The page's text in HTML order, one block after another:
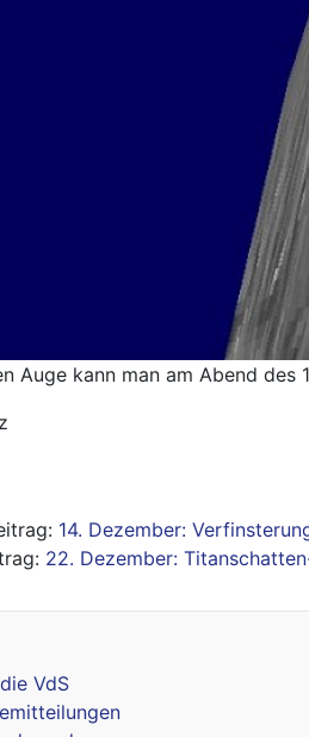
Auge kann man am Abend des
14. Dezember:
22. Dezember:
VdS